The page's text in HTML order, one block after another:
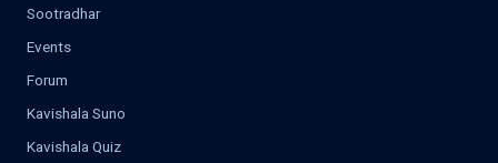
Sootradhar
Events
Forum
Kavishala Suno
Kavishala Quiz